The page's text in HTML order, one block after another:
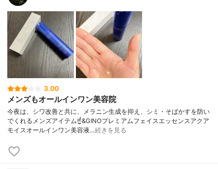
3.00
メンズもオールインワン美容院
今夜は、シワ改善と共に、メラニン生成を抑え、シミ・そばかすを防い
でくれるメンズアイテム☝️&GINOプレミアムフェイスエッセンスアクア
モイスオールインワン美容液…続きを見る